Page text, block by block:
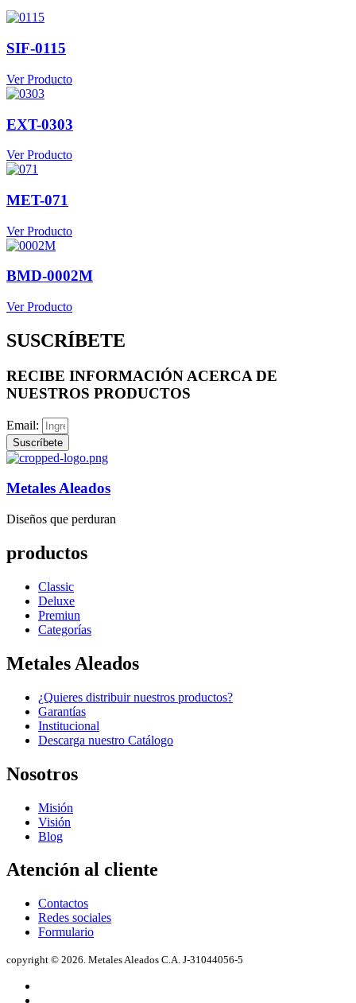
SIF-0115
Ver Producto
EXT-0303
Ver Producto
MET-071
Ver Producto
BMD-0002M
Ver Producto
SUSCRÍBETE
RECIBE INFORMACIÓN ACERCA DE
NUESTROS PRODUCTOS
Email:
Suscríbete
Metales Aleados
Diseños que perduran
productos
Classic
Deluxe
Premiun
Categorías
Metales Aleados
¿Quieres distribuir nuestros productos?
Garantías
Institucional
Descarga nuestro Catálogo
Nosotros
Misión
Visión
Blog
Atención al cliente
Contactos
Redes sociales
Formulario
copyright © 2026. Metales Aleados C.A. J-31044056-5